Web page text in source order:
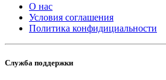
О нас
Условия соглашения
Политика конфидициальности
Служба поддержки